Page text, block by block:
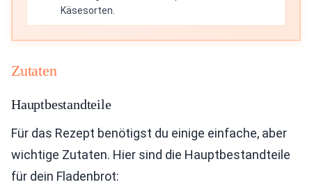
Käsesorten.
Zutaten
Hauptbestandteile
Für das Rezept benötigst du einige einfache, aber
wichtige Zutaten. Hier sind die Hauptbestandteile
für dein Fladenbrot: